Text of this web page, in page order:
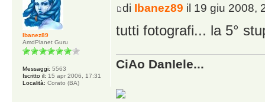
di Ibanez89 il 19 giu 2008,
tutti fotografi... la 5°
CiAo DanIele...
Ibanez89
AmdPlanet Guru
Messaggi: 5563
Iscritto il: 15 apr 2006, 17:31
Località: Corato (BA)